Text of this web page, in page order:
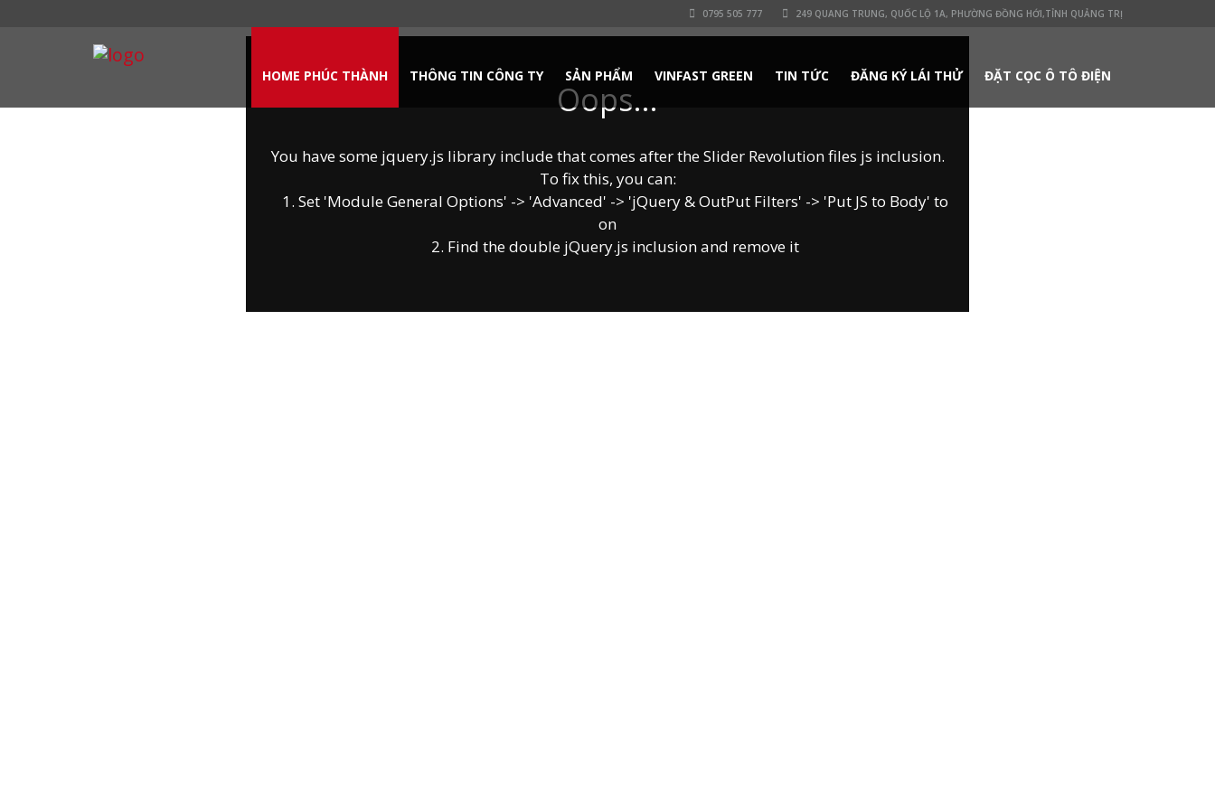
0795 505 777 249 QUANG TRUNG, QUỐC LỘ 1A, PHƯỜNG ĐỒNG HỚI,TỈNH QUẢNG TRỊ
HOME PHÚC THÀNH THÔNG TIN CÔNG TY SẢN PHẨM VINFAST GREEN TIN TỨC ĐĂNG KÝ LÁI THỬ ĐẶT CỌC Ô TÔ ĐIỆN
Oops...
You have some jquery.js library include that comes after the Slider Revolution files js inclusion.
To fix this, you can:
1. Set 'Module General Options' -> 'Advanced' -> 'jQuery & OutPut Filters' -> 'Put JS to Body' to
on
2. Find the double jQuery.js inclusion and remove it